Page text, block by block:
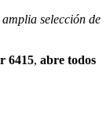
selección de
6415, abre todos